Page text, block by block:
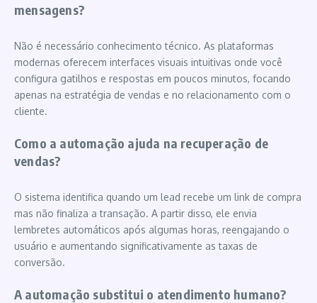
mensagens?
Não é necessário conhecimento técnico. As plataformas
modernas oferecem interfaces visuais intuitivas onde você
configura gatilhos e respostas em poucos minutos, focando
apenas na estratégia de vendas e no relacionamento com o
cliente.
Como a automação ajuda na recuperação de
vendas?
O sistema identifica quando um lead recebe um link de compra
mas não finaliza a transação. A partir disso, ele envia
lembretes automáticos após algumas horas, reengajando o
usuário e aumentando significativamente as taxas de
conversão.
A automação substitui o atendimento humano?